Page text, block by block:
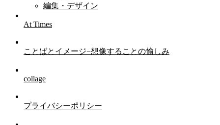
編集・デザイン
At Times
ことばとイメージ−想像することの愉しみ
collage
プライバシーポリシー